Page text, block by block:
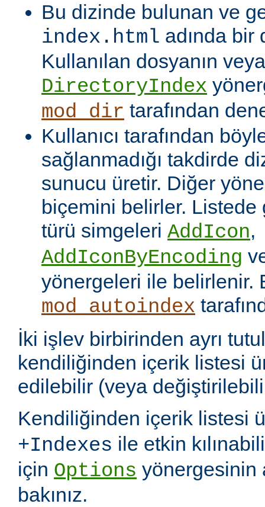
Bu dizinde bulunan ve
index.html adında bir
Kullanılan dosyanın
DirectoryIndex
mod_dir tarafından
Kullanıcı tarafından
sağlanmadığı takdirde
sunucu üretir. Diğer
biçemini belirler.
türü simgeleri AddIcon,
AddIconByEncoding
yönergeleri ile belirlenir.
mod_autoindex
İki işlev birbirinden ayrı
kendiliğinden içerik listesi
edilebilir (veya
Kendiliğinden içerik listesi
+Indexes ile etkin
için Options yönergesinin
bakınız.